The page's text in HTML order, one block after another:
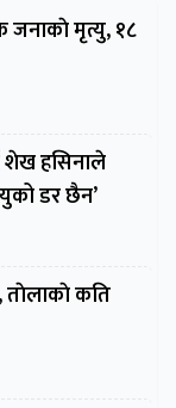
जनाकाे मृत्यु, १८
शेख हसिनाले
डर छैन’
कति